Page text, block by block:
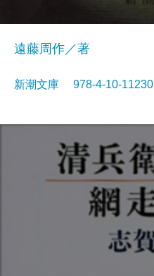
遠藤周作／著
新潮文庫 978-4-10-